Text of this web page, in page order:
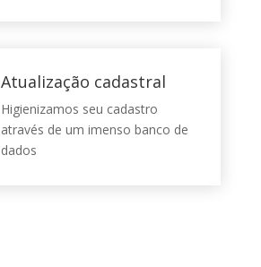
Atualização cadastral
Higienizamos seu cadastro
através de um imenso banco de
dados